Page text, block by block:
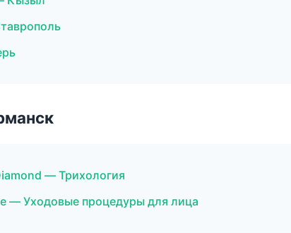
— Трихология
— Уходовые процедуры для лица